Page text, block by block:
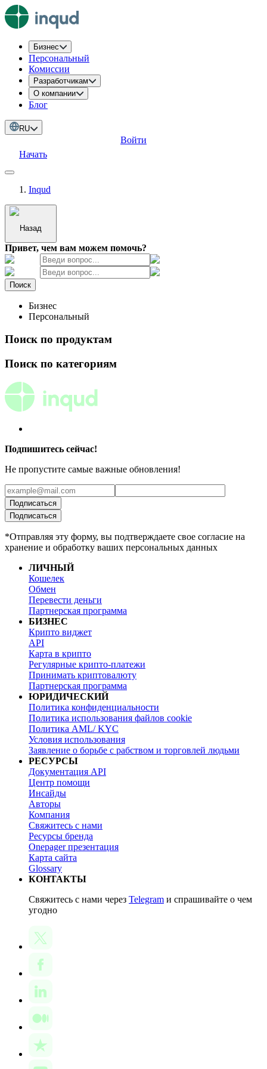
Бизнес
Персональный
Комиссии
Разработчикам
О компании
Блог
RU
Войти
Начать
Inqud
Назад
Привет, чем вам можем помочь?
Поиск
Бизнес
Персональный
Поиск по продуктам
Поиск по категориям
Подпишитесь сейчас!
Не пропустите самые важные обновления!
Подписаться
Подписаться
*Отправляя эту форму, вы подтверждаете свое согласие на
хранение и обработку ваших персональных данных
ЛИЧНЫЙ
Кошелек
Обмен
Перевести деньги
Партнерская программа
БИЗНЕС
Крипто виджет
API
Карта в крипто
Регулярные крипто-платежи
Принимать криптовалюту
Партнерская программа
ЮРИДИЧЕСКИЙ
Политика конфиденциальности
Политика использования файлов cookie
Политика AML/ KYC
Условия использования
Заявление о борьбе с рабством и торговлей людьми
РЕСУРСЫ
Документация API
Центр помощи
Инсайды
Авторы
Компания
Свяжитесь с нами
Ресурсы бренда
Onepager презентация
Карта сайта
Glossary
КОНТАКТЫ
Свяжитесь с нами через Telegram и спрашивайте о чем
угодно